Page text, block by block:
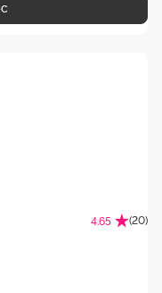
4.65 (20)